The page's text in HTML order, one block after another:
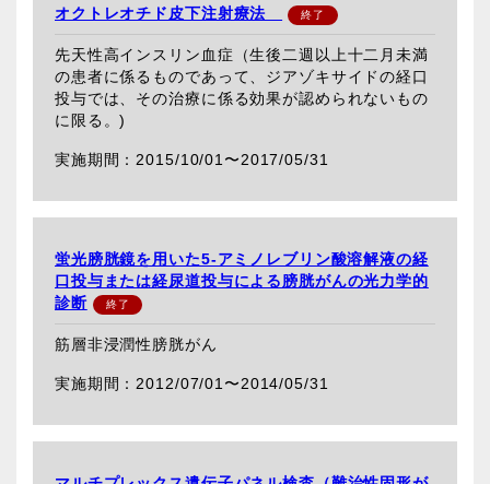
オクトレオチド皮下注射療法
先天性高インスリン血症（生後二週以上十二月未満
の患者に係るものであって、ジアゾキサイドの経口
投与では、その治療に係る効果が認められないもの
に限る。)
2015/10/01〜2017/05/31
蛍光膀胱鏡を用いた5-アミノレブリン酸溶解液の経
口投与または経尿道投与による膀胱がんの光力学的
診断
筋層非浸潤性膀胱がん
2012/07/01〜2014/05/31